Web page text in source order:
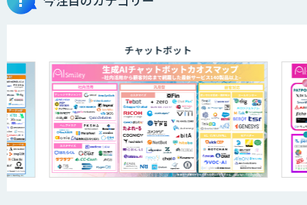
aiDAPTIV+
ELYZA Works with KDDI
JAPAN AI KNOWLEDGE
チャットボット